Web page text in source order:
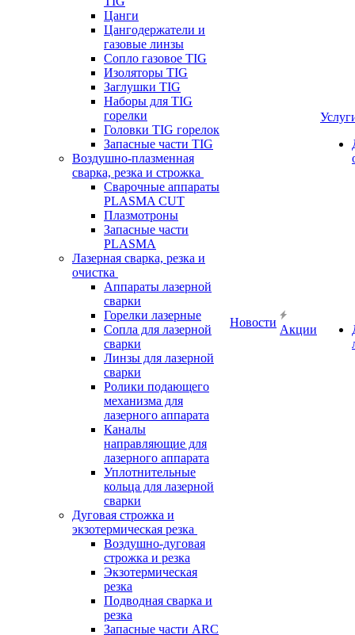
Цанги
Цангодержатели и
газовые линзы
Сопло газовое TIG
Изоляторы TIG
Заглушки TIG
Наборы для TIG
горелки
Головки TIG горелок
Запасные части TIG
Воздушно-плазменная
сварка, резка и строжка
Сварочные аппараты
PLASMA CUT
Плазмотроны
Запасные части
PLASMA
Лазерная сварка, резка и
очистка
Аппараты лазерной
сварки
Горелки лазерные
Сопла для лазерной
сварки
Линзы для лазерной
сварки
Ролики подающего
механизма для
лазерного аппарата
Каналы
направляющие для
лазерного аппарата
Уплотнительные
кольца для лазерной
сварки
Дуговая строжка и
экзотермическая резка
Воздушно-дуговая
строжка и резка
Экзотермическая
резка
Подводная сварка и
резка
Запасные части ARC
Новости
Акции